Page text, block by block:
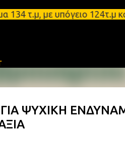
Μετάβαση
με υπόγειο 124τ.μ
ΨΥΧΙΚΗ